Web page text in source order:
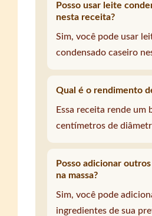
Posso usar leite
nesta receita?
Sim, você pode usar
condensado caseiro
Qual é o rendimento
Essa receita rende um
centímetros de
Posso adicionar
na massa?
Sim, você pode
ingredientes de sua